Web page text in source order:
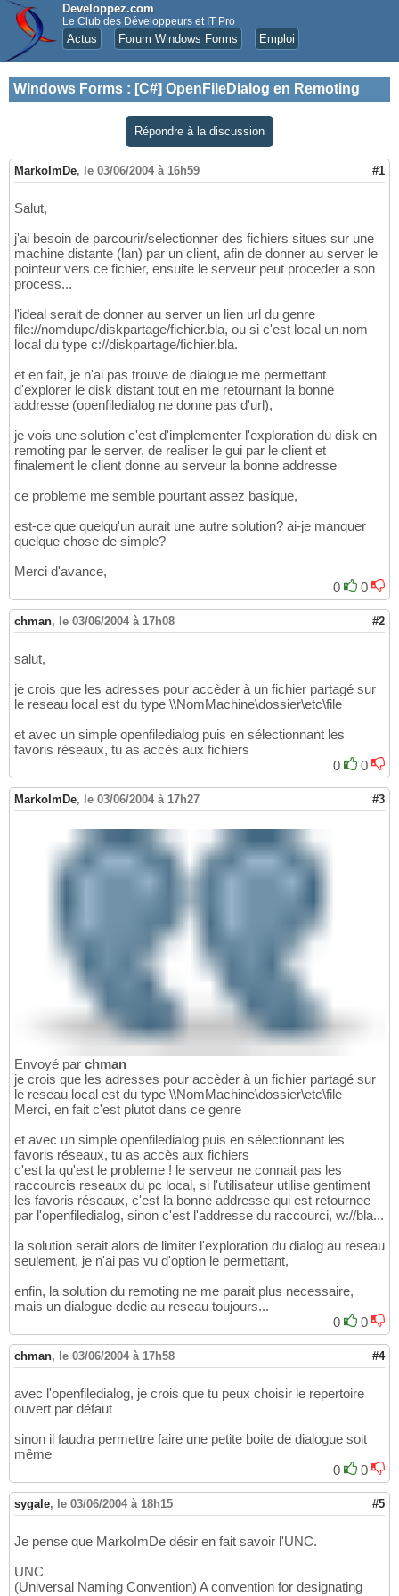
Developpez.com
Le Club des Développeurs et IT Pro
Actus Forum Windows Forms Emploi
Windows Forms : [C#] OpenFileDialog en Remoting
Répondre à la discussion
MarkoImDe, le 03/06/2004 à 16h59 #1
Salut,
j'ai besoin de parcourir/selectionner des fichiers situes sur une
machine distante (lan) par un client, afin de donner au server le
pointeur vers ce fichier, ensuite le serveur peut proceder a son
process...
l'ideal serait de donner au server un lien url du genre
file://nomdupc/diskpartage/fichier.bla, ou si c'est local un nom
local du type c://diskpartage/fichier.bla.
et en fait, je n'ai pas trouve de dialogue me permettant
d'explorer le disk distant tout en me retournant la bonne
addresse (openfiledialog ne donne pas d'url),
je vois une solution c'est d'implementer l'exploration du disk en
remoting par le server, de realiser le gui par le client et
finalement le client donne au serveur la bonne addresse
ce probleme me semble pourtant assez basique,
est-ce que quelqu'un aurait une autre solution? ai-je manquer
quelque chose de simple?
Merci d'avance,
0
0
chman, le 03/06/2004 à 17h08 #2
salut,
je crois que les adresses pour accèder à un fichier partagé sur
le reseau local est du type \\NomMachine\dossier\etc\file
et avec un simple openfiledialog puis en sélectionnant les
favoris réseaux, tu as accès aux fichiers
0
0
MarkoImDe, le 03/06/2004 à 17h27 #3
Envoyé par chman
je crois que les adresses pour accèder à un fichier partagé sur
le reseau local est du type \\NomMachine\dossier\etc\file
Merci, en fait c'est plutot dans ce genre
et avec un simple openfiledialog puis en sélectionnant les
favoris réseaux, tu as accès aux fichiers
c'est la qu'est le probleme ! le serveur ne connait pas les
raccourcis reseaux du pc local, si l'utilisateur utilise gentiment
les favoris réseaux, c'est la bonne addresse qui est retournee
par l'openfiledialog, sinon c'est l'addresse du raccourci, w://bla...
la solution serait alors de limiter l'exploration du dialog au reseau
seulement, je n'ai pas vu d'option le permettant,
enfin, la solution du remoting ne me parait plus necessaire,
mais un dialogue dedie au reseau toujours...
0
0
chman, le 03/06/2004 à 17h58 #4
avec l'openfiledialog, je crois que tu peux choisir le repertoire
ouvert par défaut
sinon il faudra permettre faire une petite boite de dialogue soit
même
0
0
sygale, le 03/06/2004 à 18h15 #5
Je pense que MarkoImDe désir en fait savoir l'UNC.
UNC
(Universal Naming Convention) A convention for designating